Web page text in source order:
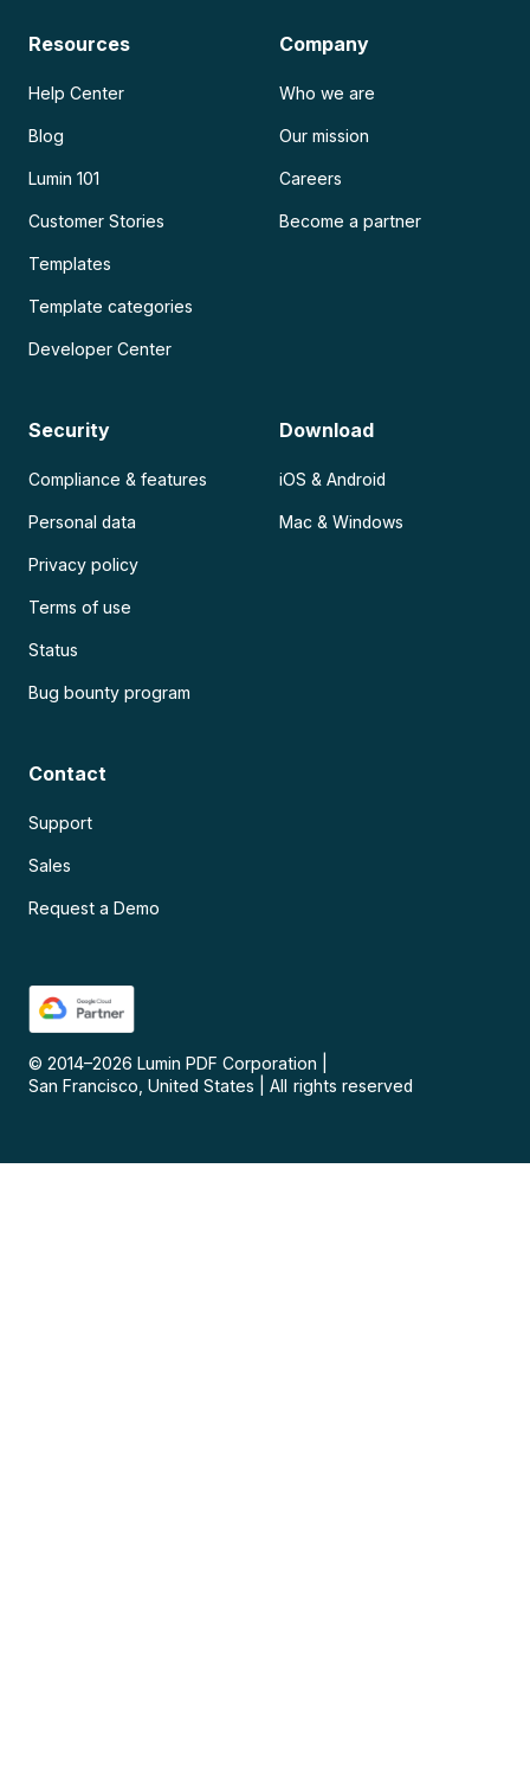
Resources
Help Center
Blog
Lumin 101
Customer Stories
Templates
Template categories
Developer Center
Company
Who we are
Our mission
Careers
Become a partner
Security
Compliance & features
Personal data
Privacy policy
Terms of use
Status
Bug bounty program
Download
iOS & Android
Mac & Windows
Contact
Support
Sales
Request a Demo
© 2014–2026 Lumin PDF Corporation
San Francisco, United States
All rights reserved